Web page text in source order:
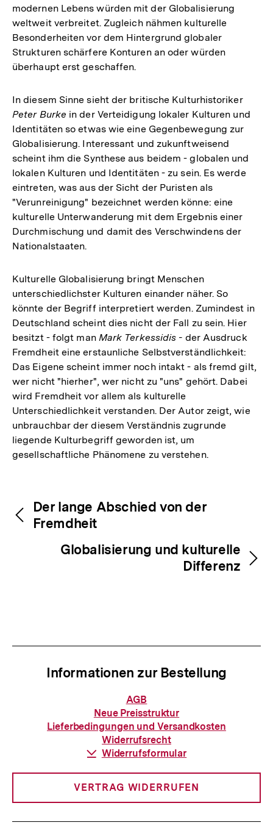
modernen Lebens würden mit der Globalisierung
weltweit verbreitet. Zugleich nähmen kulturelle
Besonderheiten vor dem Hintergrund globaler
Strukturen schärfere Konturen an oder würden
überhaupt erst geschaffen.
In diesem Sinne sieht der britische Kulturhistoriker
Peter Burke in der Verteidigung lokaler Kulturen und
Identitäten so etwas wie eine Gegenbewegung zur
Globalisierung. Interessant und zukunftweisend
scheint ihm die Synthese aus beidem - globalen und
lokalen Kulturen und Identitäten - zu sein. Es werde
eintreten, was aus der Sicht der Puristen als
"Verunreinigung" bezeichnet werden könne: eine
kulturelle Unterwanderung mit dem Ergebnis einer
Durchmischung und damit des Verschwindens der
Nationalstaaten.
Kulturelle Globalisierung bringt Menschen
unterschiedlichster Kulturen einander näher. So
könnte der Begriff interpretiert werden. Zumindest in
Deutschland scheint dies nicht der Fall zu sein. Hier
besitzt - folgt man Mark Terkessidis - der Ausdruck
Fremdheit eine erstaunliche Selbstverständlichkeit:
Das Eigene scheint immer noch intakt - als fremd gilt,
wer nicht "hierher", wer nicht zu "uns" gehört. Dabei
wird Fremdheit vor allem als kulturelle
Unterschiedlichkeit verstanden. Der Autor zeigt, wie
unbrauchbar der diesem Verständnis zugrunde
liegende Kulturbegriff geworden ist, um
gesellschaftliche Phänomene zu verstehen.
Inhaltsnavigation
Inhaltsnavigation
Der lange Abschied von der
Fremdheit
Globalisierung und kulturelle
Differenz
Informationen zur Bestellung
Informationen
zur
Bestellung
AGB
Neue Preisstruktur
Lieferbedingungen und Versandkosten
Widerrufsrecht
Download-
Widerrufsformular
VERTRAG WIDERRUFEN